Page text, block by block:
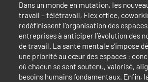
Dans un monde en mutation, les
travail – télétravail, Flex office,
redéfinissent l’organisation des
entreprises à anticiper l’évolution des
de travail. La santé mentale s’impose
une priorité au cœur des espaces :
où chacun se sent soutenu, valorisé,
besoins humains fondamentaux. Enfin,